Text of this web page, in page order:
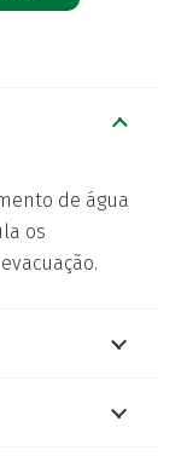
de água
os